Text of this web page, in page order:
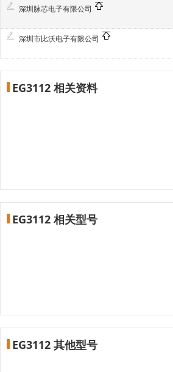
深圳脉芯电子有限公司
深圳市比沃电子有限公司
EG3112 相关资料
EG3112 相关型号
EG3112 其他型号